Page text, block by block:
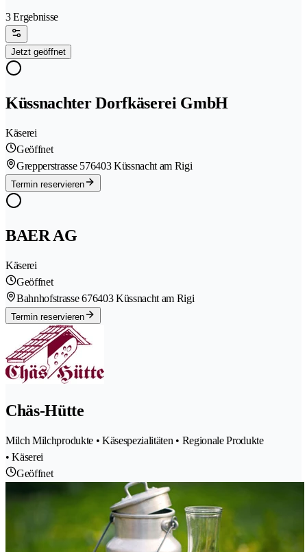
3 Ergebnisse
Jetzt geöffnet
Küssnachter Dorfkäserei GmbH
Käserei
Geöffnet
Grepperstrasse 576403 Küssnacht am Rigi
Termin reservieren
BAER AG
Käserei
Geöffnet
Bahnhofstrasse 676403 Küssnacht am Rigi
Termin reservieren
Chäs-Hütte
Milch Milchprodukte • Käsespezialitäten • Regionale Produkte
• Käserei
Geöffnet